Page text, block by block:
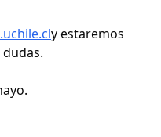
y estaremos